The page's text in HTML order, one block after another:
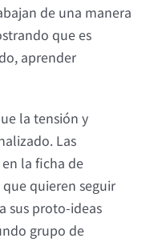
de una manera
que es
aprender
la tensión y
Las
la ficha de
quieren seguir
sus proto-ideas
grupo de